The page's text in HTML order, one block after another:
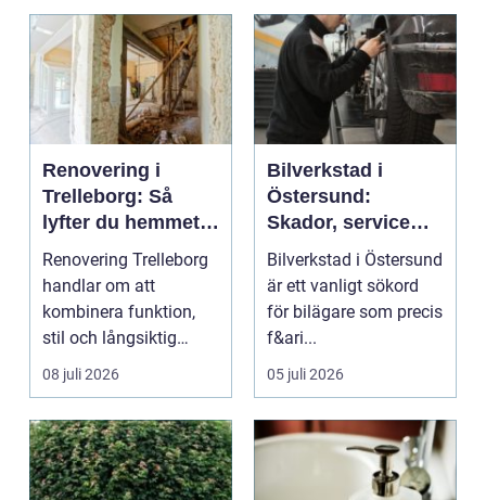
Renovering i
Trelleborg: Så
lyfter du hemmet
på ett smart sätt
Renovering Trelleborg
handlar om att
kombinera funktion,
stil och långsiktig
ekonomi i samma p...
08 juli 2026
Bilverkstad i
Östersund:
Skador, service
och smarta val för
din bil
Bilverkstad i Östersund
är ett vanligt sökord
för bilägare som precis
f&ari...
05 juli 2026